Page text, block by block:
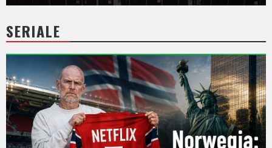
HBO
Max
Netflix
Sky
Showtime
Podsumowania
SERIALE